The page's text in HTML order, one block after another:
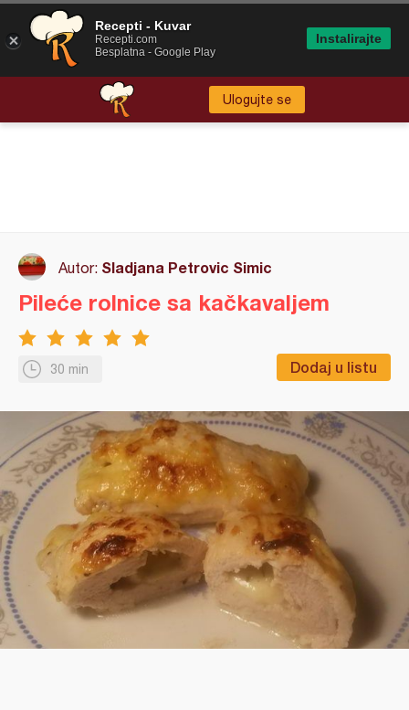
Ulogujte se
Autor: Sladjana Petrovic Simic
30 min Dodaj u listu
Pileće rolnice sa kačkavaljem
Recepti - Kuvar
Recepti.com
Besplatna - Google Play
Instalirajte